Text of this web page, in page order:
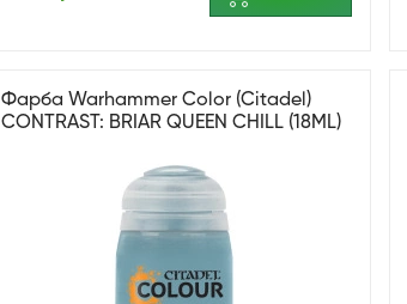
Фарба Warhammer Color (Citadel)
CONTRAST: BRIAR QUEEN CHILL (18ML)